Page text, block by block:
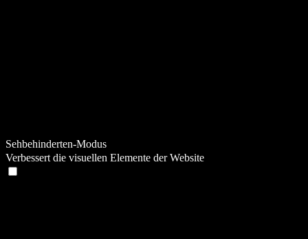
Sehbehinderten-Modus
Verbessert die visuellen Elemente der Website